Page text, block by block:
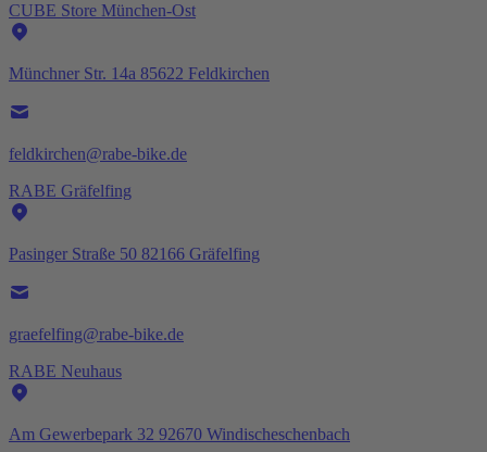
CUBE Store München-Ost
Münchner Str. 14a 85622 Feldkirchen
feldkirchen@rabe-bike.de
RABE Gräfelfing
Pasinger Straße 50 82166 Gräfelfing
graefelfing@rabe-bike.de
RABE Neuhaus
Am Gewerbepark 32 92670 Windischeschenbach